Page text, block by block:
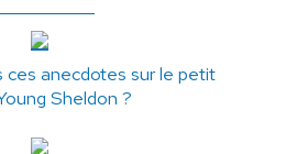
ces anecdotes sur le petit
Sheldon ?